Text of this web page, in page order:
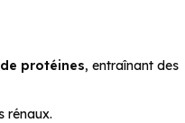
protéines, entraînant des
rénaux.